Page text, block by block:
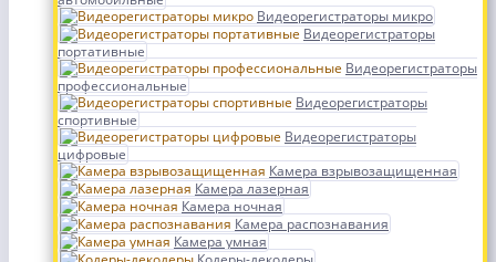
Видеорегистраторы микро
Видеорегистраторы
портативные
Видеорегистраторы
профессиональные
Видеорегистраторы
спортивные
Видеорегистраторы
цифровые
Камера взрывозащищенная
Камера лазерная
Камера ночная
Камера распознавания
Камера умная